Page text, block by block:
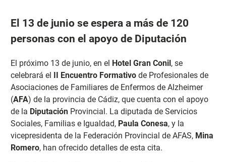
El 13 de junio se espera a más de 120
personas con el apoyo de Diputación
El próximo 13 de junio, en el Hotel Gran Conil, se
celebrará el II Encuentro Formativode Profesionales de
Asociaciones de Familiares de Enfermos de Alzheimer
(AFA) de la provincia de Cádiz, que cuenta con el apoyo
de la Diputación Provincial. La diputada de Servicios
Sociales, Familias e Igualdad, Paula Conesa, y la
vicepresidenta de la Federación Provincial de AFAS, Mina
Romero, han ofrecido detalles de esta cita.